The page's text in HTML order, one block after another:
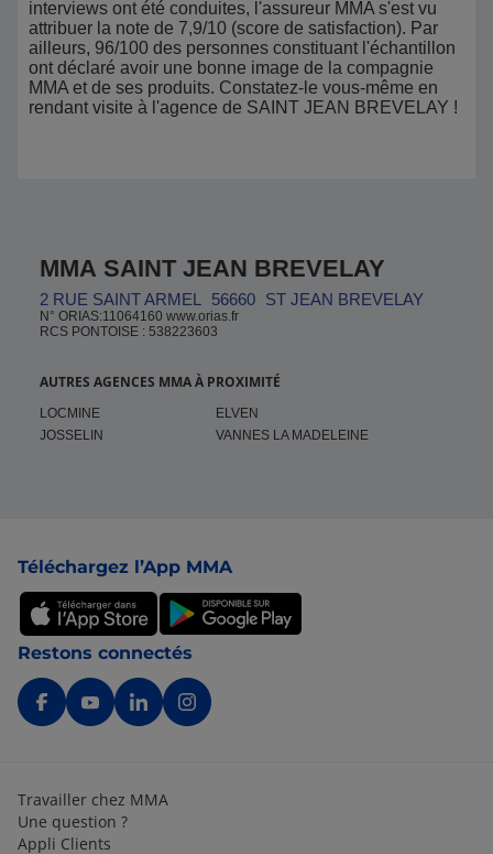
interviews ont été conduites, l'assureur MMA s'est vu
attribuer la note de 7,9/10 (score de satisfaction). Par
ailleurs, 96/100 des personnes constituant l'échantillon
ont déclaré avoir une bonne image de la compagnie
MMA et de ses produits. Constatez-le vous-même en
rendant visite à l'agence de SAINT JEAN BREVELAY !
MMA SAINT JEAN BREVELAY
2 RUE SAINT ARMEL 56660 ST JEAN BREVELAY
N° ORIAS:11064160 www.orias.fr
RCS PONTOISE : 538223603
AUTRES AGENCES MMA À PROXIMITÉ
LOCMINE
ELVEN
JOSSELIN
VANNES LA MADELEINE
Téléchargez l’App MMA
Restons connectés
Travailler chez MMA
Une question ?
Appli Clients